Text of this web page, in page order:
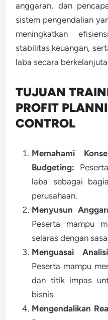
anggaran, dan
sistem pengendalian
meningkatkan
stabilitas keuangan,
laba secara
TUJUAN
PROFIT
CONTROL
Memahami
Budgeting:
laba sebagai
perusahaan.
Menyusun
Peserta mampu
selaras dengan
Menguasai
Peserta mampu
dan titik impas
bisnis.
Mengendalikan